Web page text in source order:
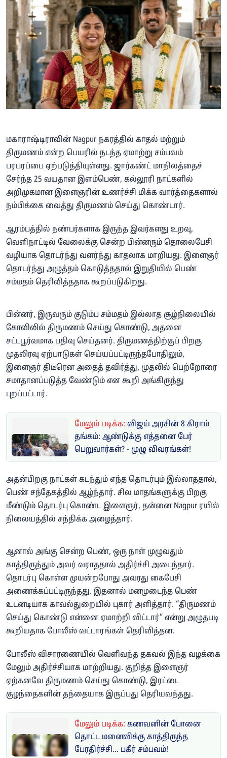
மகாராஷ்டிராவின் Nagpur நகரத்தில் காதல் மற்றும்
திருமணம் என்ற பெயரில் நடந்த ஏமாற்று சம்பவம்
பரபரப்பை ஏற்படுத்தியுள்ளது. ஜார்கண்ட் மாநிலத்தைச்
சேர்ந்த 25 வயதான இளம்பெண், கல்லூரி நாட்களில்
அறிமுகமான இளைஞரின் உணர்ச்சி மிக்க வார்த்தைகளால்
நம்பிக்கை வைத்து திருமணம் செய்து கொண்டார்.
ஆரம்பத்தில் நண்பர்களாக இருந்த இவர்களது உறவு,
வெளிநாட்டில் வேலைக்கு சென்ற பின்னரும் தொலைபேசி
வழியாக தொடர்ந்து வளர்ந்து காதலாக மாறியது. இளைஞர்
தொடர்ந்து அழுத்தம் கொடுத்ததால் இறுதியில் பெண்
சம்மதம் தெரிவித்ததாக கூறப்படுகிறது.
பின்னர், இருவரும் குடும்ப சம்மதம் இல்லாத சூழ்நிலையில்
கோவிலில் திருமணம் செய்து கொண்டு, அதனை
சட்டபூர்வமாக பதிவு செய்தனர். திருமணத்திற்குப் பிறகு
முதலிரவு ஏற்பாடுகள் செய்யப்பட்டிருந்தபோதிலும்,
இளைஞர் திடீரென அதைத் தவிர்த்து, முதலில் பெற்றோரை
சமாதானப்படுத்த வேண்டும் என கூறி அங்கிருந்து
புறப்பட்டார்.
மேலும் படிக்க: விஜய் அரசின் 8 கிராம்
தங்கம்: ஆண்டுக்கு எத்தனை பேர்
பெறுவார்கள்? - முழு விவரங்கள்!
அதன்பிறகு நாட்கள் கடந்தும் எந்த தொடர்பும் இல்லாததால்,
பெண் சந்தேகத்தில் ஆழ்ந்தார். சில மாதங்களுக்கு பிறகு
மீண்டும் தொடர்பு கொண்ட இளைஞர், தன்னை Nagpur ரயில்
நிலையத்தில் சந்திக்க அழைத்தார்.
ஆனால் அங்கு சென்ற பெண், ஒரு நாள் முழுவதும்
காத்திருந்தும் அவர் வராததால் அதிர்ச்சி அடைந்தார்.
தொடர்பு கொள்ள முயன்றபோது அவரது கைபேசி
அணைக்கப்பட்டிருந்தது. இதனால் மனமுடைந்த பெண்
உடனடியாக காவல்துறையில் புகார் அளித்தார். “திருமணம்
செய்து கொண்டு என்னை ஏமாற்றி விட்டார்” என்று அழுதபடி
கூறியதாக போலீஸ் வட்டாரங்கள் தெரிவித்தன.
போலீஸ் விசாரணையில் வெளிவந்த தகவல் இந்த வழக்கை
மேலும் அதிர்ச்சியாக மாற்றியது. குறித்த இளைஞர்
ஏற்கனவே திருமணம் செய்து கொண்டு, இரட்டை
குழந்தைகளின் தந்தையாக இருப்பது தெரியவந்தது.
மேலும் படிக்க: கணவனின் போனை
தொட்ட மனைவிக்கு காத்திருந்த
பேரதிர்ச்சி... பகீர் சம்பவம்!